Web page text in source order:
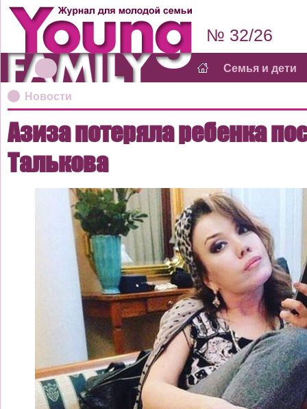
Новости
Азиза потеряла ребенка
Талькова
№ 32/26
Семья и дети